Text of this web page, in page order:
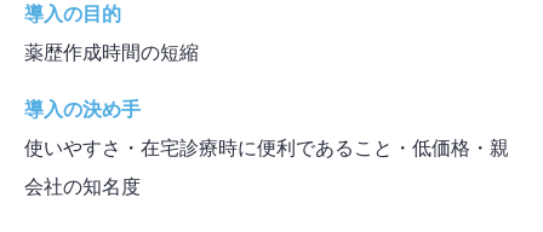
導入の目的
薬歴作成時間の短縮
導入の決め手
使いやすさ・在宅診療時に便利であること・低価格・親
会社の知名度